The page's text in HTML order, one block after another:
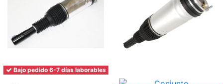
Bajo pedido 6-7 días laborables